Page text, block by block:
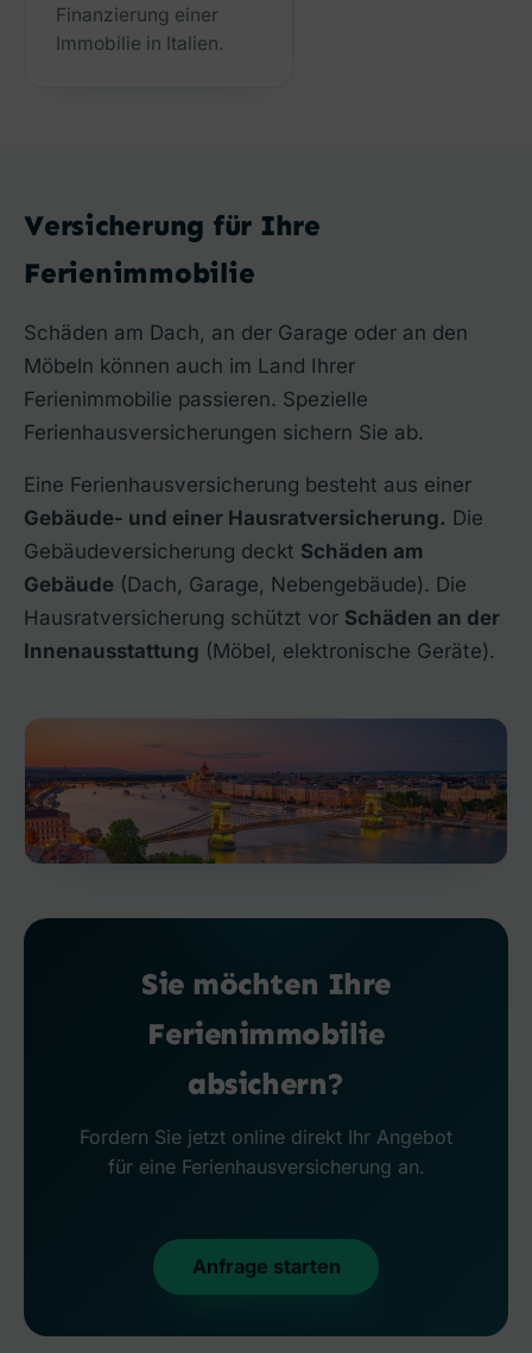
Finanzierung einer
Immobilie in Italien.
Versicherung für Ihre
Ferienimmobilie
Schäden am Dach, an der Garage oder an den
Möbeln können auch im Land Ihrer
Ferienimmobilie passieren. Spezielle
Ferienhausversicherungen sichern Sie ab.
Eine Ferienhausversicherung besteht aus einer
Gebäude- und einer Hausratversicherung. Die
Gebäudeversicherung deckt Schäden am
Gebäude (Dach, Garage, Nebengebäude). Die
Hausratversicherung schützt vor Schäden an der
Innenausstattung (Möbel, elektronische Geräte).
Sie möchten Ihre
Ferienimmobilie
absichern?
Fordern Sie jetzt online direkt Ihr Angebot
für eine Ferienhausversicherung an.
Anfrage starten